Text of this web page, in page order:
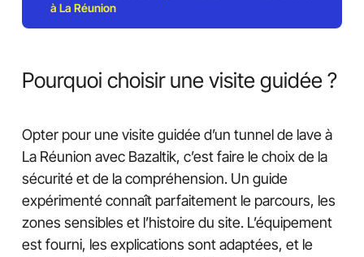
à La Réunion
Pourquoi choisir une visite guidée ?
Opter pour une visite guidée d’un tunnel de lave à
La Réunion avec Bazaltik, c’est faire le choix de la
sécurité et de la compréhension. Un guide
expérimenté connaît parfaitement le parcours, les
zones sensibles et l’histoire du site. L’équipement
est fourni, les explications sont adaptées, et le